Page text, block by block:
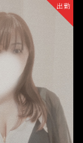
出勤